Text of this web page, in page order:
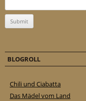
BLOGROLL
Chili und Ciabatta
Das Mädel vom Land